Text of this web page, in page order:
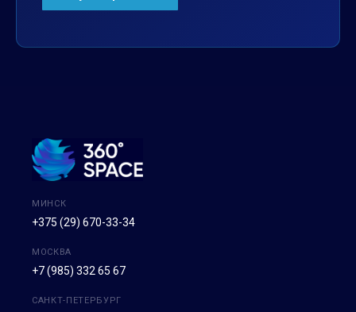
МИНСК
+375 (29) 670-33-34
МОСКВА
+7 (985) 332 65 67
САНКТ-ПЕТЕРБУРГ